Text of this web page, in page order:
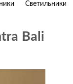
Светильники
Bali